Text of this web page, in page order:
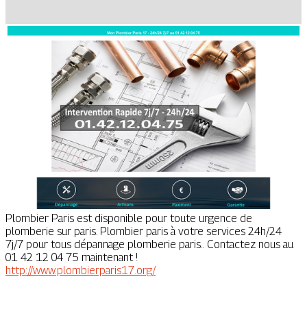
Plombier Paris est disponible pour toute urgence de
plomberie sur paris. Plombier paris à votre services 24h/24
7j/7 pour tous dépannage plomberie paris.. Contactez nous au
01 42 12 04 75 maintenant !
http://www.plombierparis17.org/